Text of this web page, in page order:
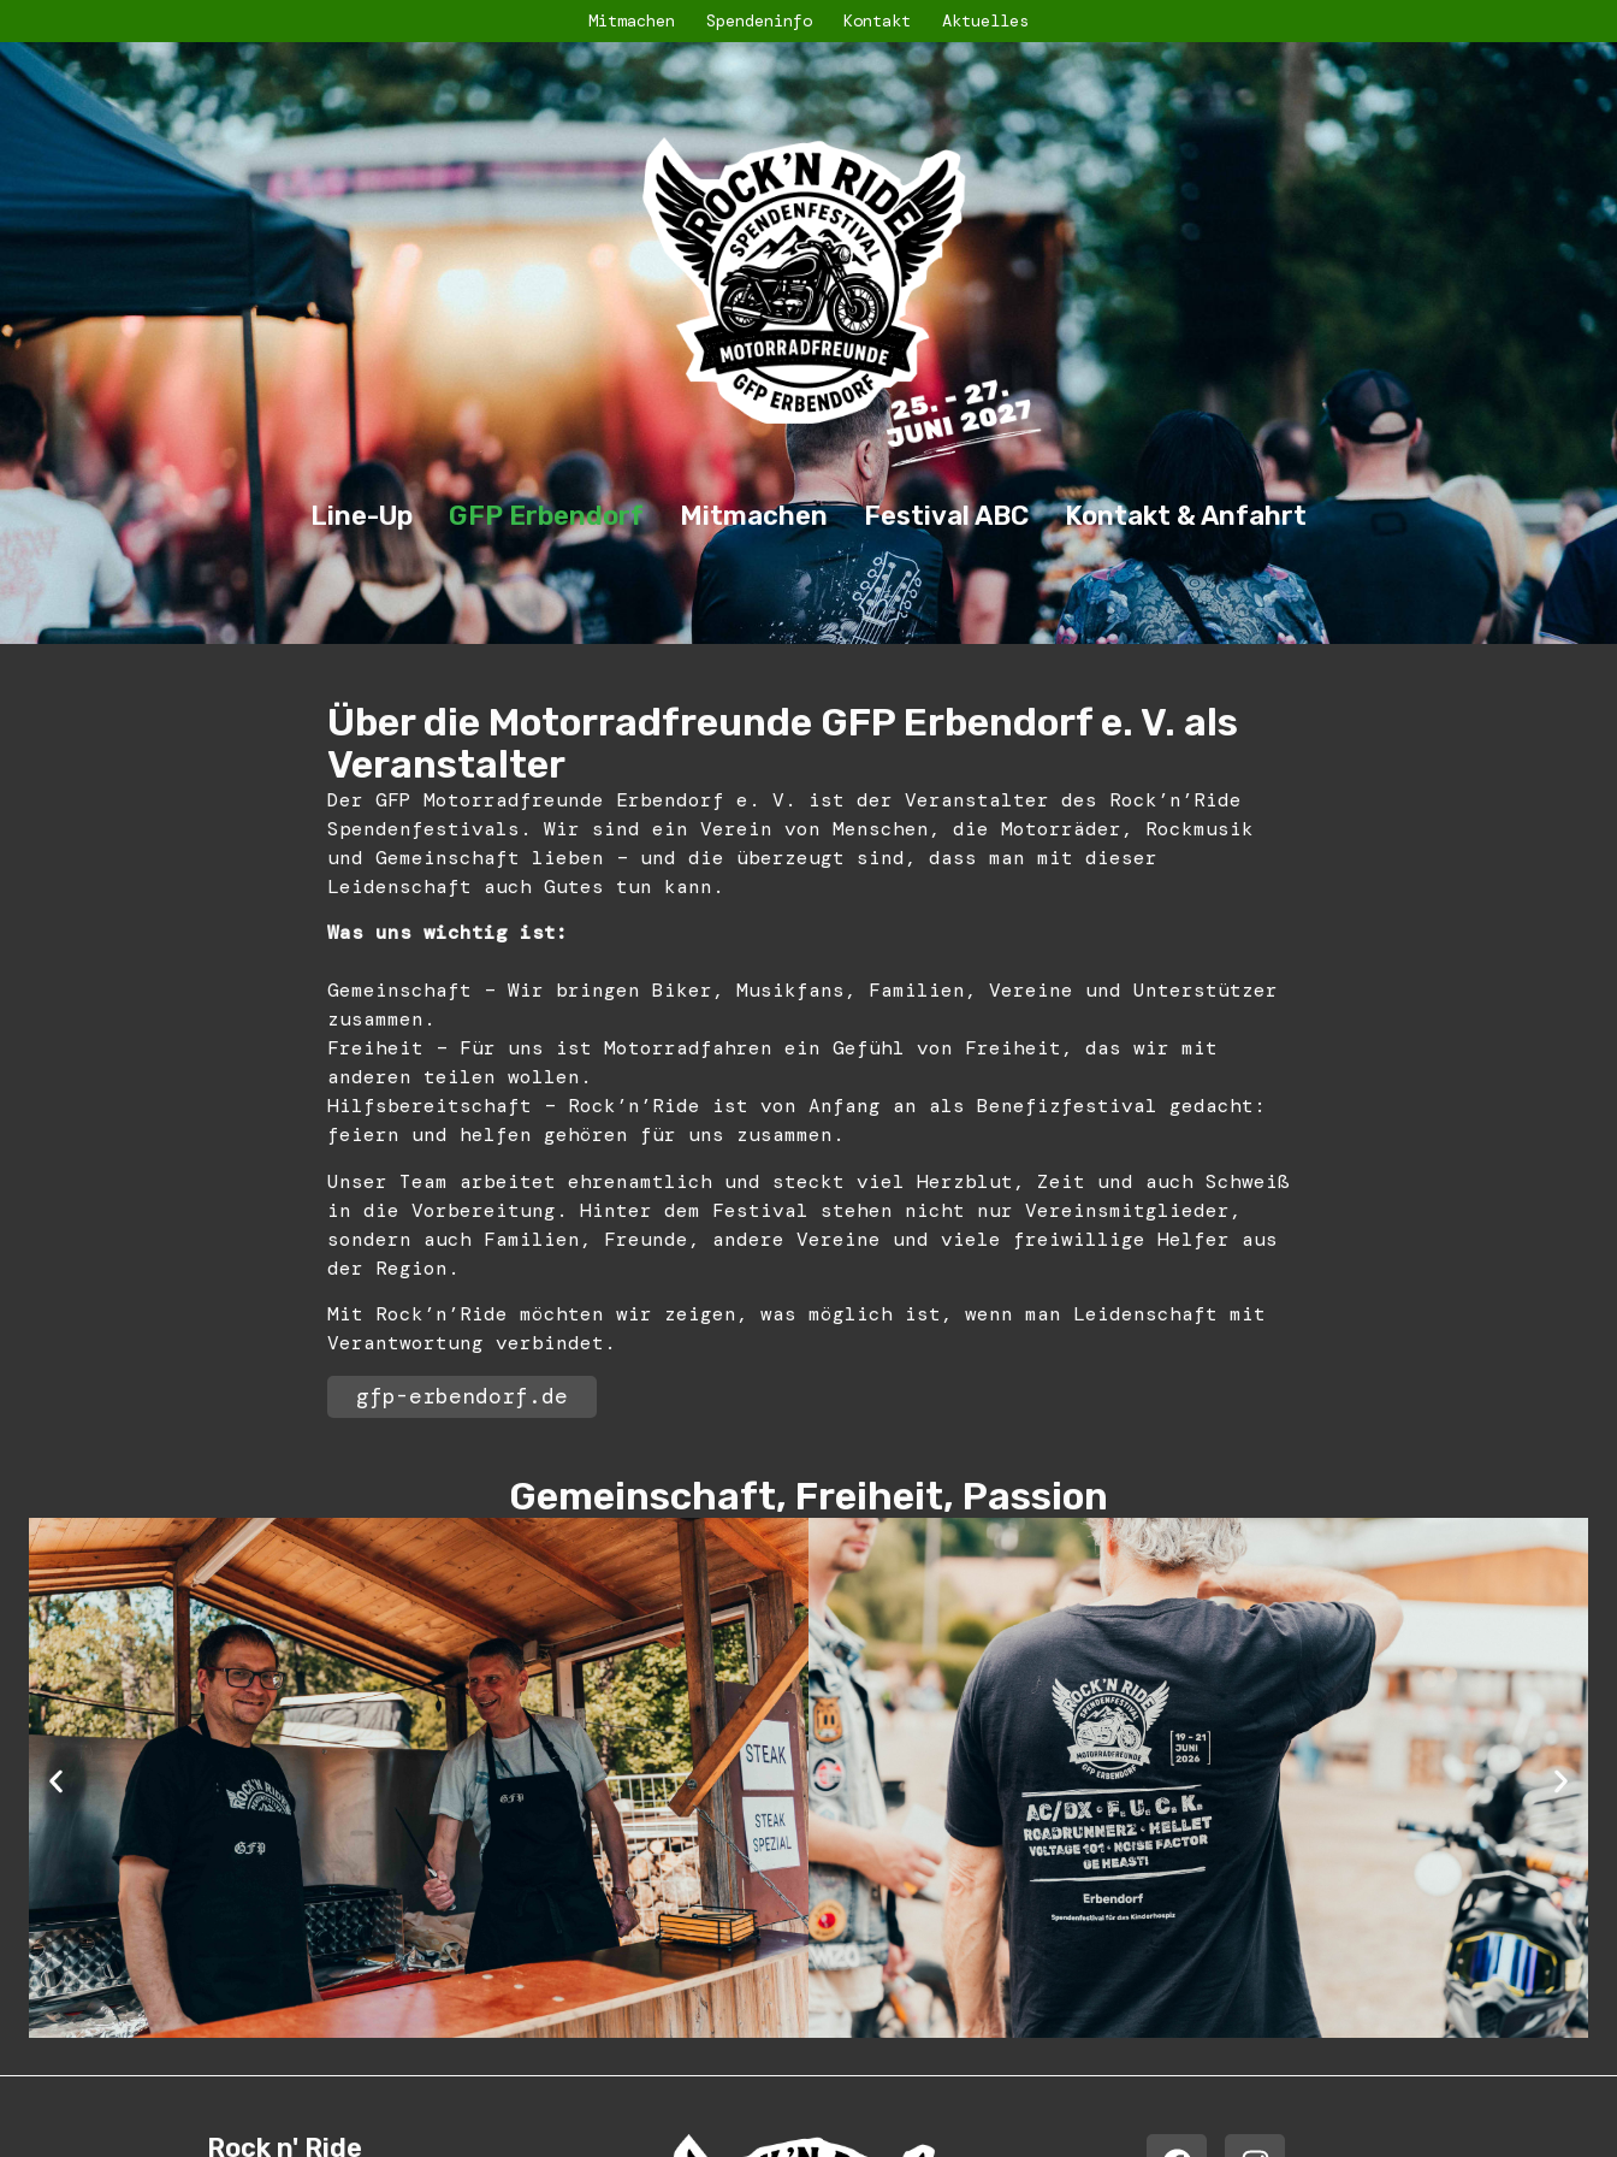
Mitmachen Spendeninfo Kontakt Aktuelles
Line-Up GFP Erbendorf Mitmachen Festival ABC Kontakt & Anfahrt
Über die Motorradfreunde GFP Erbendorf e. V. als
Veranstalter
Der GFP Motorradfreunde Erbendorf e. V. ist der Veranstalter des Rock’n’Ride
Spendenfestivals. Wir sind ein Verein von Menschen, die Motorräder, Rockmusik
und Gemeinschaft lieben – und die überzeugt sind, dass man mit dieser
Leidenschaft auch Gutes tun kann.
Was uns wichtig ist:
Gemeinschaft – Wir bringen Biker, Musikfans, Familien, Vereine und Unterstützer
zusammen.
Freiheit – Für uns ist Motorradfahren ein Gefühl von Freiheit, das wir mit
anderen teilen wollen.
Hilfsbereitschaft – Rock’n’Ride ist von Anfang an als Benefizfestival gedacht:
feiern und helfen gehören für uns zusammen.
Unser Team arbeitet ehrenamtlich und steckt viel Herzblut, Zeit und auch Schweiß
in die Vorbereitung. Hinter dem Festival stehen nicht nur Vereinsmitglieder,
sondern auch Familien, Freunde, andere Vereine und viele freiwillige Helfer aus
der Region.
Mit Rock’n’Ride möchten wir zeigen, was möglich ist, wenn man Leidenschaft mit
Verantwortung verbindet.
gfp-erbendorf.de
Gemeinschaft, Freiheit, Passion
Rock n' Ride